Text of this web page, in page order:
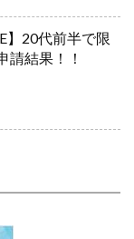
】20代前半で限
請結果！！